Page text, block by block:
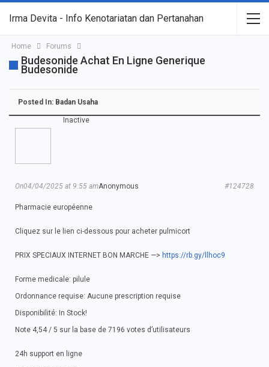
Irma Devita - Info Kenotariatan dan Pertanahan
Home Forums
Budesonide Achat En Ligne Generique
Budesonide
Posted In: Badan Usaha
Inactive
Anonymous
On04/04/2025 at 9:55 am #124728
Pharmacie européenne
Cliquez sur le lien ci-dessous pour acheter pulmicort
PRIX SPECIAUX INTERNET BON MARCHE —> https://rb.gy/llhoc9
Forme medicale: pilule
Ordonnance requise: Aucune prescription requise
Disponibilité: In Stock!
Note 4,54 / 5 sur la base de 7196 votes d’utilisateurs
24h support en ligne